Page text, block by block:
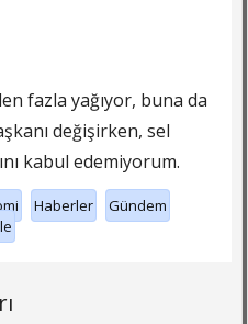
fazla yağıyor, buna da
değişirken, sel
kabul edemiyorum.
Haberler
Gündem